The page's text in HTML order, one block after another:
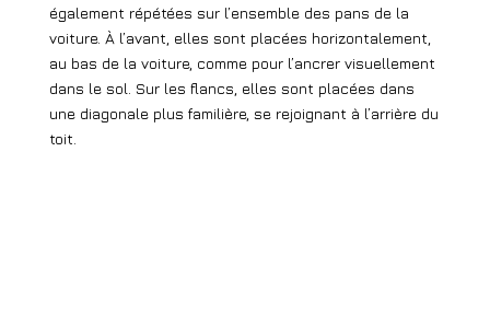
également répétées sur l’ensemble des pans de la
voiture. À l’avant, elles sont placées horizontalement,
au bas de la voiture, comme pour l’ancrer visuellement
dans le sol. Sur les flancs, elles sont placées dans
une diagonale plus familière, se rejoignant à l’arrière du
toit.